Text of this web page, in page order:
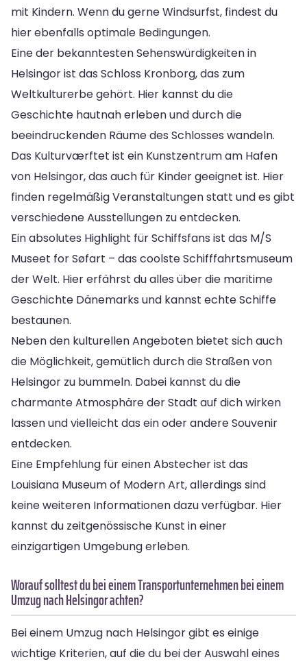
mit Kindern. Wenn du gerne Windsurfst, findest du
hier ebenfalls optimale Bedingungen.
Eine der bekanntesten Sehenswürdigkeiten in
Helsingor ist das Schloss Kronborg, das zum
Weltkulturerbe gehört. Hier kannst du die
Geschichte hautnah erleben und durch die
beeindruckenden Räume des Schlosses wandeln.
Das Kulturværftet ist ein Kunstzentrum am Hafen
von Helsingor, das auch für Kinder geeignet ist. Hier
finden regelmäßig Veranstaltungen statt und es gibt
verschiedene Ausstellungen zu entdecken.
Ein absolutes Highlight für Schiffsfans ist das M/S
Museet for Søfart – das coolste Schifffahrtsmuseum
der Welt. Hier erfährst du alles über die maritime
Geschichte Dänemarks und kannst echte Schiffe
bestaunen.
Neben den kulturellen Angeboten bietet sich auch
die Möglichkeit, gemütlich durch die Straßen von
Helsingor zu bummeln. Dabei kannst du die
charmante Atmosphäre der Stadt auf dich wirken
lassen und vielleicht das ein oder andere Souvenir
entdecken.
Eine Empfehlung für einen Abstecher ist das
Louisiana Museum of Modern Art, allerdings sind
keine weiteren Informationen dazu verfügbar. Hier
kannst du zeitgenössische Kunst in einer
einzigartigen Umgebung erleben.
Worauf solltest du bei einem Transportunternehmen bei einem
Umzug nach Helsingor achten?
Bei einem Umzug nach Helsingor gibt es einige
wichtige Kriterien, auf die du bei der Auswahl eines